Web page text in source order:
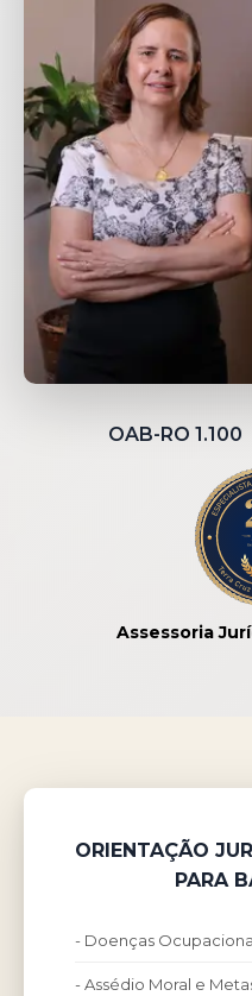
OAB-RO
Assessoria
ORIENTAÇÃO
PARA
- Doenças
- Assédio Moral e